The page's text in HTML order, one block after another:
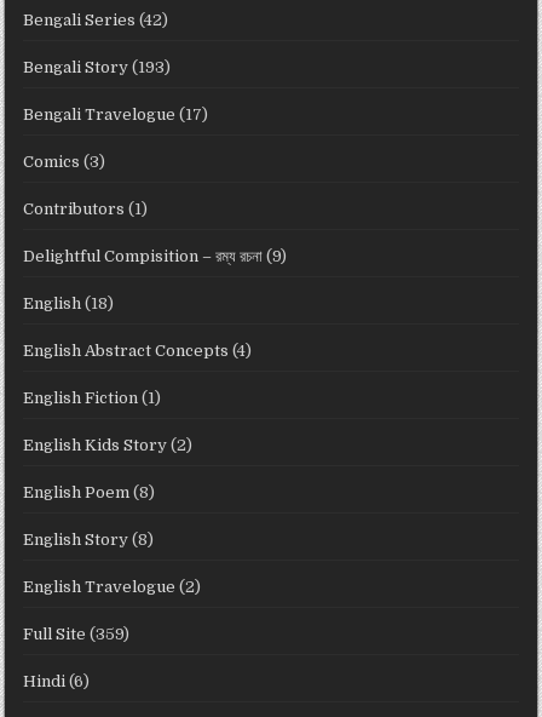
Bengali Series (42)
Bengali Story (193)
Bengali Travelogue (17)
Comics (3)
Contributors (1)
Delightful Compisition – রম্য রচনা (9)
English (18)
English Abstract Concepts (4)
English Fiction (1)
English Kids Story (2)
English Poem (8)
English Story (8)
English Travelogue (2)
Full Site (359)
Hindi (6)